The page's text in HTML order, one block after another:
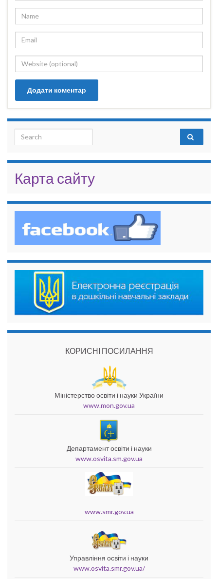
Search for:
Карта сайту
КОРИСНІ ПОСИЛАННЯ
Міністерство освіти і науки України
www.mon.gov.ua
Департамент освіти і науки
www.osvita.sm.gov.ua
www.smr.gov.ua
Управління освіти і науки
www.osvita.smr.gov.ua/